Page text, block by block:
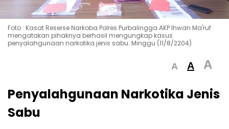
Foto : Kasat Reserse Narkoba Polres Purbalingga AKP Ihwan Ma'ruf
mengatakan pihaknya berhasil mengungkap kasus
penyalahgunaan narkotika jenis sabu. Minggu (11/8/2204)
A A A
Penyalahgunaan Narkotika Jenis
Sabu